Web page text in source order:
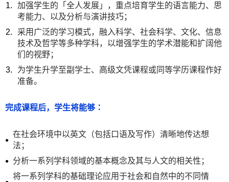
加强学生的「全人发展」，重点培育学生的语言能力、思
考能力、以及分析与演讲技巧；
采用广泛的学习模式，融入科学、社会科学、文化、信息
技术及哲学等多种学科，以增强学生的学术潜能和扩阔他
们的视野；
为学生升学至副学士、高级文凭课程或同等学历课程作好
准备。
完成课程后，学生将能够∶
在社会环境中以英文（包括口语及写作）清晰地传达想
法 ；
分析一系列学科领域的基本概念及其与人文的相关性 ；
将一系列学科的基础理论应用于社会和自然中的不同情